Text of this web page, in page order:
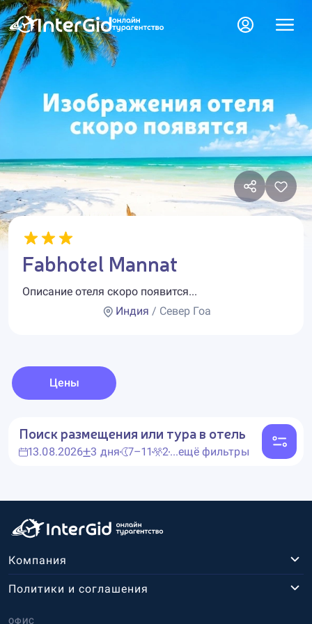
Fabhotel Mannat
Описание отеля скоро появится...
Индия / Север Гоа
Цены
Поиск размещения или тура в отель
13.08.2026 3 дня 7–11 2...ещё фильтры
Компания
ОФИС
Политики и соглашения